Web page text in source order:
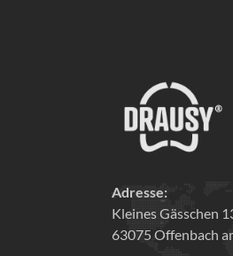
Adresse:
Kleines Gässchen
63075 Offenbach